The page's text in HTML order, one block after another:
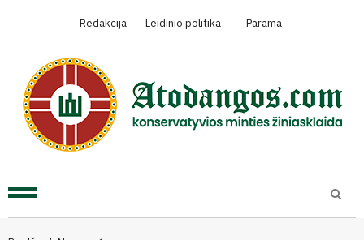
Redakcija Leidinio politika Parama
Primary